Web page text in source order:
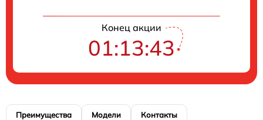
Конец акции
01:13:43
Преимущества Модели Контакты